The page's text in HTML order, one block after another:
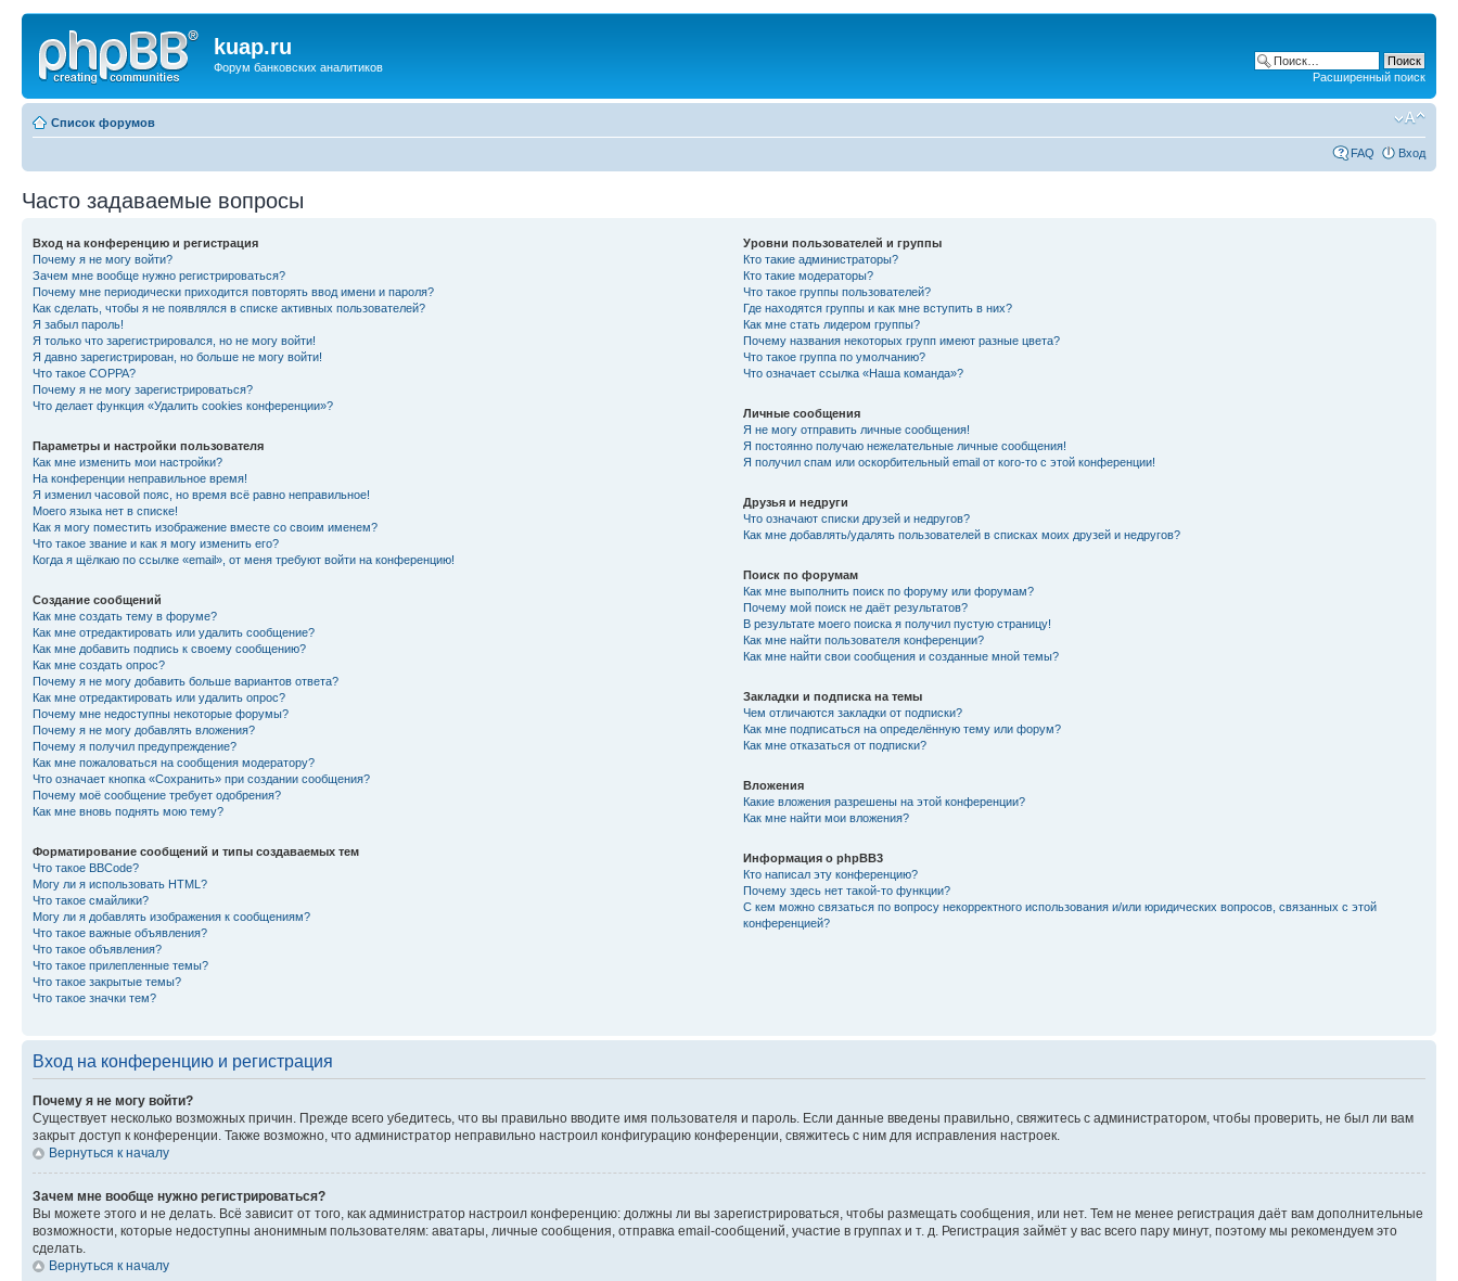
kuap.ru
Форум банковских аналитиков
Расширенный поиск
Список форумов
FAQ Вход
Часто задаваемые вопросы
Вход на конференцию и регистрация
Почему я не могу войти?
Зачем мне вообще нужно регистрироваться?
Почему мне периодически приходится повторять ввод имени и пароля?
Как сделать, чтобы я не появлялся в списке активных пользователей?
Я забыл пароль!
Я только что зарегистрировался, но не могу войти!
Я давно зарегистрирован, но больше не могу войти!
Что такое COPPA?
Почему я не могу зарегистрироваться?
Что делает функция «Удалить cookies конференции»?
Параметры и настройки пользователя
Как мне изменить мои настройки?
На конференции неправильное время!
Я изменил часовой пояс, но время всё равно неправильное!
Моего языка нет в списке!
Как я могу поместить изображение вместе со своим именем?
Что такое звание и как я могу изменить его?
Когда я щёлкаю по ссылке «email», от меня требуют войти на конференцию!
Создание сообщений
Как мне создать тему в форуме?
Как мне отредактировать или удалить сообщение?
Как мне добавить подпись к своему сообщению?
Как мне создать опрос?
Почему я не могу добавить больше вариантов ответа?
Как мне отредактировать или удалить опрос?
Почему мне недоступны некоторые форумы?
Почему я не могу добавлять вложения?
Почему я получил предупреждение?
Как мне пожаловаться на сообщения модератору?
Что означает кнопка «Сохранить» при создании сообщения?
Почему моё сообщение требует одобрения?
Как мне вновь поднять мою тему?
Форматирование сообщений и типы создаваемых тем
Что такое BBCode?
Могу ли я использовать HTML?
Что такое смайлики?
Могу ли я добавлять изображения к сообщениям?
Что такое важные объявления?
Что такое объявления?
Что такое прилепленные темы?
Что такое закрытые темы?
Что такое значки тем?
Уровни пользователей и группы
Кто такие администраторы?
Кто такие модераторы?
Что такое группы пользователей?
Где находятся группы и как мне вступить в них?
Как мне стать лидером группы?
Почему названия некоторых групп имеют разные цвета?
Что такое группа по умолчанию?
Что означает ссылка «Наша команда»?
Личные сообщения
Я не могу отправить личные сообщения!
Я постоянно получаю нежелательные личные сообщения!
Я получил спам или оскорбительный email от кого-то с этой конференции!
Друзья и недруги
Что означают списки друзей и недругов?
Как мне добавлять/удалять пользователей в списках моих друзей и недругов?
Поиск по форумам
Как мне выполнить поиск по форуму или форумам?
Почему мой поиск не даёт результатов?
В результате моего поиска я получил пустую страницу!
Как мне найти пользователя конференции?
Как мне найти свои сообщения и созданные мной темы?
Закладки и подписка на темы
Чем отличаются закладки от подписки?
Как мне подписаться на определённую тему или форум?
Как мне отказаться от подписки?
Вложения
Какие вложения разрешены на этой конференции?
Как мне найти мои вложения?
Информация о phpBB3
Кто написал эту конференцию?
Почему здесь нет такой-то функции?
С кем можно связаться по вопросу некорректного использования и/или юридических вопросов, связанных с этой
конференцией?
Вход на конференцию и регистрация
Почему я не могу войти?
Существует несколько возможных причин. Прежде всего убедитесь, что вы правильно вводите имя пользователя и пароль. Если данные введены правильно, свяжитесь с администратором, чтобы проверить, не был ли вам
закрыт доступ к конференции. Также возможно, что администратор неправильно настроил конфигурацию конференции, свяжитесь с ним для исправления настроек.
Вернуться к началу
Зачем мне вообще нужно регистрироваться?
Вы можете этого и не делать. Всё зависит от того, как администратор настроил конференцию: должны ли вы зарегистрироваться, чтобы размещать сообщения, или нет. Тем не менее регистрация даёт вам дополнительные
возможности, которые недоступны анонимным пользователям: аватары, личные сообщения, отправка email-сообщений, участие в группах и т. д. Регистрация займёт у вас всего пару минут, поэтому мы рекомендуем это
сделать.
Вернуться к началу